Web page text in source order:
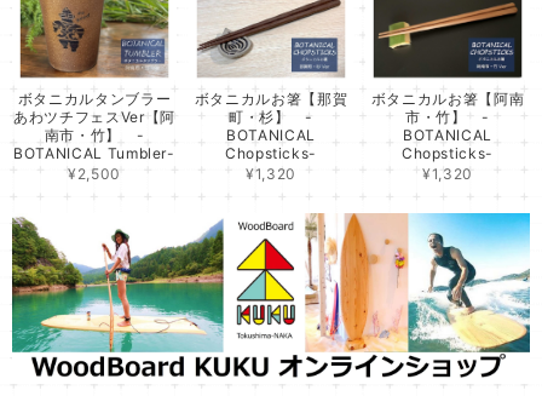
ボタニカルタンブラー
あわツチフェスVer【阿
南市・竹】 -
BOTANICAL Tumbler-
¥2,500
ボタニカルお箸【那賀
町・杉】 -
BOTANICAL
Chopsticks-
¥1,320
ボタニカルお箸【阿南
市・竹】 -
BOTANICAL
Chopsticks-
¥1,320